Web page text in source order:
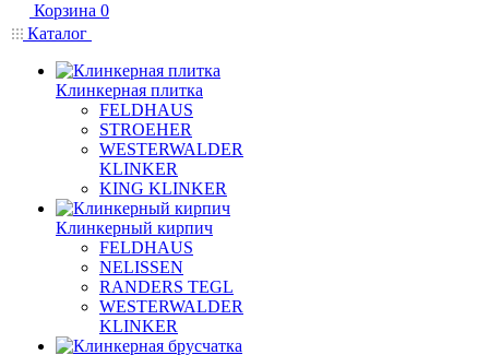
Корзина 0
Каталог
Клинкерная плитка
FELDHAUS
STROEHER
WESTERWALDER
KLINKER
KING KLINKER
Клинкерный кирпич
FELDHAUS
NELISSEN
RANDERS TEGL
WESTERWALDER
KLINKER